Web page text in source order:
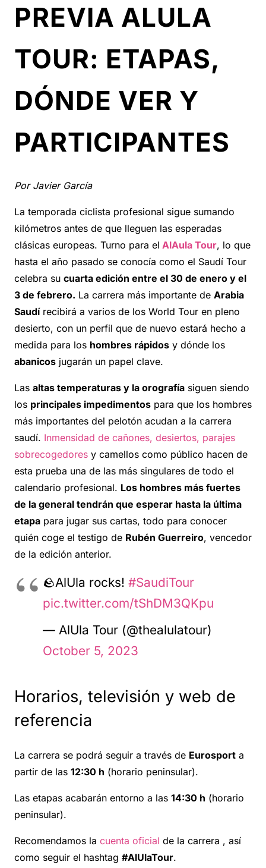
PREVIA ALULA
TOUR: ETAPAS,
DÓNDE VER Y
PARTICIPANTES
Por Javier García
La temporada ciclista profesional sigue sumando
kilómetros antes de que lleguen las esperadas
clásicas europeas. Turno para el AlAula Tour, lo que
hasta el año pasado se conocía como el Saudí Tour
celebra su cuarta edición entre el 30 de enero y el
3 de febrero. La carrera más importante de Arabia
Saudírecibirá a varios de los World Tour en pleno
desierto, con un perfil que de nuevo estará hecho a
medida para los hombres rápidos y dónde los
abanicos jugarán un papel clave.
Las altas temperaturas y la orografía siguen siendo
los principales impedimentos para que los hombres
más importantes del pelotón acudan a la carrera
saudí. Inmensidad de cañones, desiertos, parajes
sobrecogedores y camellos como público hacen de
esta prueba una de las más singulares de todo el
calendario profesional. Los hombres más fuertes
de la general tendrán que esperar hasta la última
etapa para jugar sus cartas, todo para conocer
quién coge el testigo de Rubén Guerreiro, vencedor
de la edición anterior.
🪨AlUla rocks! #SaudiTour
pic.twitter.com/tShDM3QKpu
— AlUla Tour (@thealulatour)
October 5, 2023
Horarios, televisión y web de
referencia
La carrera se podrá seguir a través de Eurosport a
partir de las 12:30 h (horario peninsular).
Las etapas acabarán entorno a las 14:30 h (horario
peninsular).
Recomendamos la cuenta oficial de la carrera , así
como seguir el hashtag #AlUlaTour.